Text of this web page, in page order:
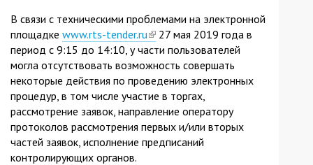
В связи с техническими проблемами на электронной
площадке www.rts-tender.ru(link
is
external)
27 мая 2019 года в
период с 9:15 до 14:10, у части пользователей
могла отсутствовать возможность совершать
некоторые действия по проведению электронных
процедур, в том числе участие в торгах,
рассмотрение заявок, направление оператору
протоколов рассмотрения первых и/или вторых
частей заявок, исполнение предписаний
контролирующих органов.